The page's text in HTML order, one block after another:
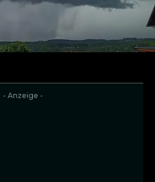
- Anzeige -